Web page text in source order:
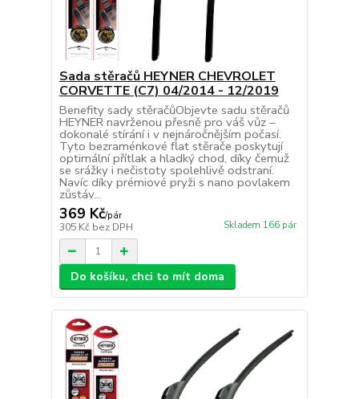
Sada stěračů HEYNER CHEVROLET
CORVETTE (C7) 04/2014 - 12/2019
Benefity sady stěračůObjevte sadu stěračů
HEYNER navrženou přesně pro váš vůz –
dokonalé stírání i v nejnáročnějším počasí.
Tyto bezraménkové flat stěrače poskytují
optimální přítlak a hladký chod, díky čemuž
se srážky i nečistoty spolehlivě odstraní.
Navíc díky prémiové pryži s nano povlakem
zůstáv...
369 Kč/pár
305 Kč bez DPH Skladem 166 pár
Do košíku, chci to mít doma